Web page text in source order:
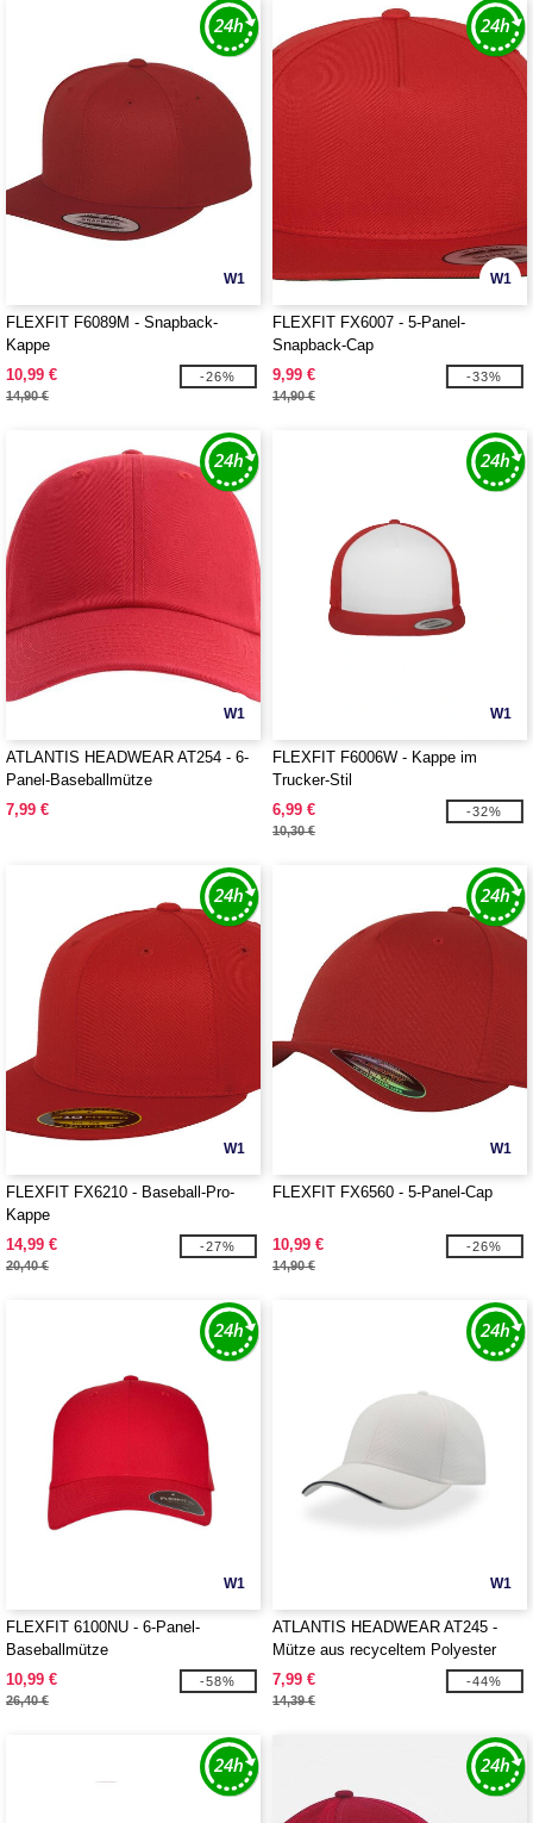
W1
FLEXFIT F6089M - Snapback-
Kappe
10,99 €
14,90 €
-26%
W1
FLEXFIT FX6007 - 5-Panel-
Snapback-Cap
9,99 €
14,90 €
-33%
W1
ATLANTIS HEADWEAR AT254 - 6-
Panel-Baseballmütze
7,99 €
W1
FLEXFIT F6006W - Kappe im
Trucker-Stil
6,99 €
10,30 €
-32%
W1
FLEXFIT FX6210 - Baseball-Pro-
Kappe
14,99 €
20,40 €
-27%
W1
FLEXFIT FX6560 - 5-Panel-Cap
10,99 €
14,90 €
-26%
W1
FLEXFIT 6100NU - 6-Panel-
Baseballmütze
10,99 €
26,40 €
-58%
W1
ATLANTIS HEADWEAR AT245 -
Mütze aus recyceltem Polyester
7,99 €
14,39 €
-44%